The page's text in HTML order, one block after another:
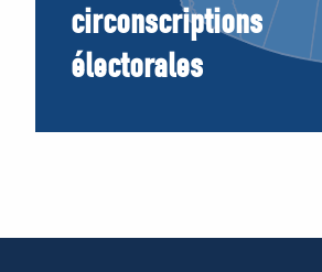
circonscriptions
électorales